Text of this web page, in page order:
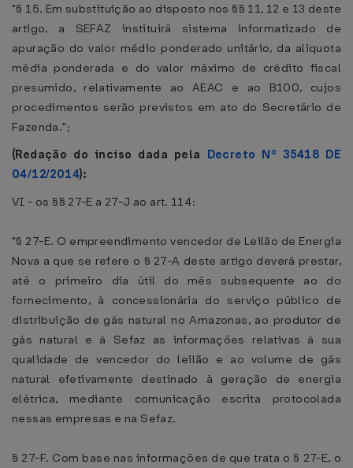
"§ 15. Em substituição ao disposto nos §§ 11, 12 e 13 deste
artigo, a SEFAZ instituirá sistema informatizado de
apuração do valor médio ponderado unitário, da alíquota
média ponderada e do valor máximo de crédito fiscal
presumido, relativamente ao AEAC e ao B100, cujos
procedimentos serão previstos em ato do Secretário de
Fazenda.";
(Redação do inciso dada pela Decreto Nº 35418 DE
04/12/2014):
VI - os §§ 27-E a 27-J ao art. 114:
"§ 27-E. O empreendimento vencedor de Leilão de Energia
Nova a que se refere o § 27-A deste artigo deverá prestar,
até o primeiro dia útil do mês subsequente ao do
fornecimento, à concessionária do serviço público de
distribuição de gás natural no Amazonas, ao produtor de
gás natural e à Sefaz as informações relativas à sua
qualidade de vencedor do leilão e ao volume de gás
natural efetivamente destinado à geração de energia
elétrica, mediante comunicação escrita protocolada
nessas empresas e na Sefaz.
§ 27-F. Com base nas informações de que trata o § 27-E, o